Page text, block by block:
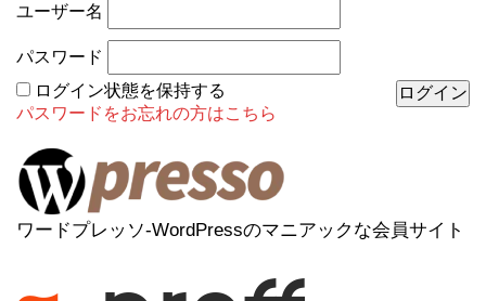
ユーザー名
パスワード
ログイン状態を保持する
パスワードをお忘れの方はこちら
ワードプレッソ-WordPressのマニアックな会員サイト